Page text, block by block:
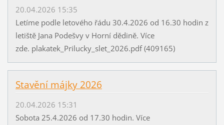
20.04.2026 15:35
Letíme podle letového řádu 30.4.2026 od 16.30 hodin z
letiště Jana Podešvy v Horní dědině. Více
zde. plakatek_Prilucky_slet_2026.pdf (409165)
Stavění májky 2026
20.04.2026 15:31
Sobota 25.4.2026 od 17.30 hodin. Více